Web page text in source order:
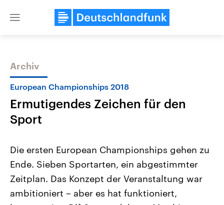
Close
Themen
Landtagswahl Sachsen-Anhalt
2026
Alle Informationen
Sachsen-Anhalt wählt am 6.
Aktuelle Beiträge,
Hintergründe
Wirtschaftlich und
Archiv
European Championships 2018
Ermutigendes Zeichen für den
Sport
Die ersten European Championships gehen zu
Ende. Sieben Sportarten, ein abgestimmter
Zeitplan. Das Konzept der Veranstaltung war
ambitioniert – aber es hat funktioniert,